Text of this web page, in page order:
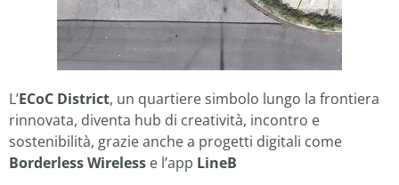
L’ECoC District, un quartiere simbolo lungo la frontiera
rinnovata, diventa hub di creatività, incontro e
sostenibilità, grazie anche a progetti digitali come
Borderless Wireless e l’app LineB